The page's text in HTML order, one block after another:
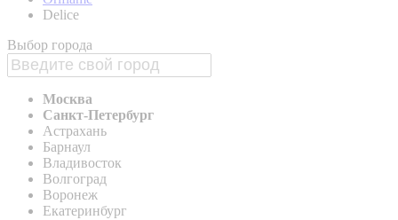
Delice
Выбор города
Москва
Санкт-Петербург
Астрахань
Барнаул
Владивосток
Волгоград
Воронеж
Екатеринбург